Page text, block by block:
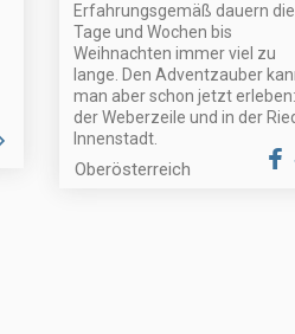
Erfahrungsgemäß dauern die
Tage und Wochen bis
Weihnachten immer viel zu
lange. Den Adventzauber
man aber schon jetzt
der Weberzeile und in der
Innenstadt.
Oberösterreich